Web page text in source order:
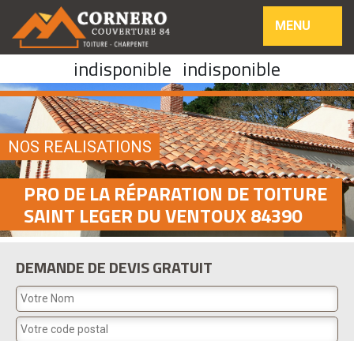
MENU
indisponible indisponible
NOS REALISATIONS
PRO DE LA RÉPARATION DE TOITURE
SAINT LEGER DU VENTOUX 84390
DEMANDE DE DEVIS GRATUIT